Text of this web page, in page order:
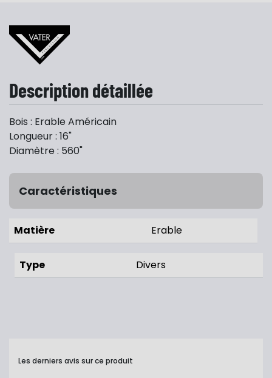
Description détaillée
Bois : Erable Américain
Longueur : 16"
Diamètre : 560"
Caractéristiques
Matière Erable
Type Divers
Les derniers avis sur ce produit